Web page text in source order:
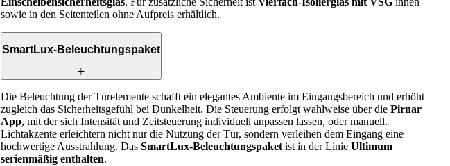
sowie in den Seitenteilen ohne Aufpreis erhältlich.
SmartLux-Beleuchtungspaket
Die Beleuchtung der Türelemente schafft ein elegantes Ambiente im Eingangsbereich und erhöht
zugleich das Sicherheitsgefühl bei Dunkelheit. Die Steuerung erfolgt wahlweise über die Pirnar
App, mit der sich Intensität und Zeitsteuerung individuell anpassen lassen, oder manuell.
Lichtakzente erleichtern nicht nur die Nutzung der Tür, sondern verleihen dem Eingang eine
hochwertige Ausstrahlung. Das SmartLux-Beleuchtungspaket ist in der Linie Ultimum
serienmäßig enthalten.